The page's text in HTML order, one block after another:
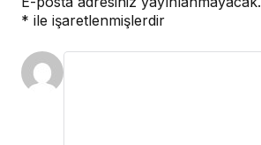
* ile işaretlenmişlerdir